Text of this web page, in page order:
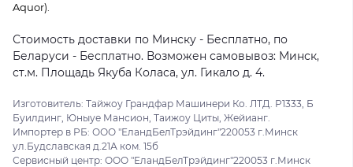
Aquor).
Стоимость доставки по Минску - Бесплатно, по
Беларуси - Бесплатно. Возможен самовывоз: Минск,
ст.м. Площадь Якуба Коласа, ул. Гикало д. 4.
Изготовитель: Тайжоу Грандфар Машинери Ко. ЛТД. Р1333, Б
Буилдинг, Юныуе Мансион, Таижоу Циты, Жейианг.
Импортер в РБ: ООО "ЕландБелТрэйдинг"220053 г.Минск
ул.Будславская д.21А ком. 15б
Сервисный центр: ООО "ЕландБелТрэйдинг"220053 г.Минск